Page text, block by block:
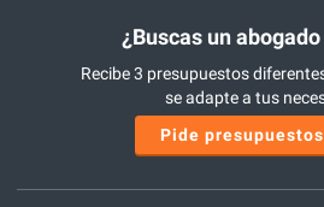
¿Buscas un
Recibe 3 presupuestos
se adapte a tus
Pide